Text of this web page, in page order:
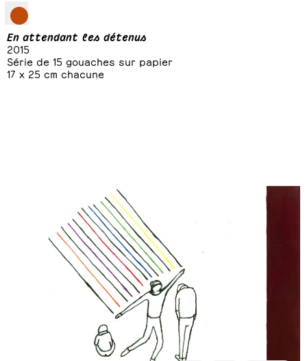
En attendant les détenus
2015
Série de 15 gouaches sur papier
17 x 25 cm chacune